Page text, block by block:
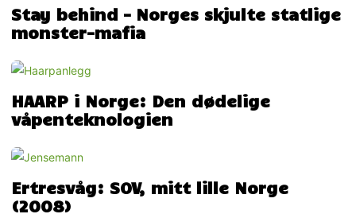
Stay behind – Norges skjulte statlige
monster-mafia
HAARP i Norge: Den dødelige
våpenteknologien
Ertresvåg: SOV, mitt lille Norge
(2008)